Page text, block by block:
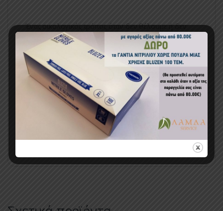
Ένας οικολογικός τρόπος όταν δεν θέλουμε ή δεν
μπόρουμε να χρησιμοποιήσουμε βιοκτόνα…
Κωδικός προϊόντος:ΕΟΚ300002
ΚΑΤΑΠΟΛΕΜΗΣΗ ΕΝΤΟΜΩΝ
ΟΙΚΟΛΟΓΙΚΑ
ΣΥΣΚΕΥΕΣ ΠΑΓΙΔΕΥΣΗΣ &
ΕΞΟΝΤΩΣΗΣ